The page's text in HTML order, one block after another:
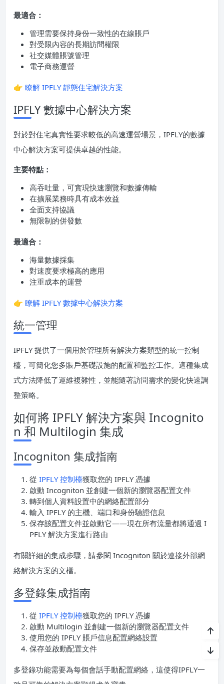
最適合：
管理需要保持身份一致性的在線賬戶
對受限內容的長期訪問權限
社交媒體賬號管理
電子商務運營
👉 瞭解 IPFLY 靜態住宅解決方案
IPFLY 數據中心解決方案
對於對住宅真實性要求較低的高速運營場景，IPFLY的數據
中心解決方案可提供卓越的性能。
主要特點：
高吞吐量，可實現快速瀏覽和數據傳輸
在擴展業務時具有成本效益
全面支持協議
無限制的併發數
最適合：
海量數據採集
對速度要求極高的應用
注重成本的運營
👉 瞭解 IPFLY 數據中心解決方案
統一管理
IPFLY 提供了一個用於管理所有解決方案類型的統一控制
檯，可簡化您多賬戶基礎設施的配置和監控工作。這種集成
式方法降低了運維複雜性，並能隨著訪問需求的變化快速調
整策略。
如何將 IPFLY 解決方案與 Incognito
n 和 Multilogin 集成
Incogniton 集成指南
從 IPFLY 控制檯獲取您的 IPFLY 憑據
啟動 Incogniton 並創建一個新的瀏覽器配置文件
轉到個人資料設置中的網絡配置部分
輸入 IPFLY 的主機、端口和身份驗證信息
保存該配置文件並啟動它——現在所有流量都將通過 I
PFLY 解決方案進行路由
有關詳細的集成步驟，請參閱 Incogniton 關於連接外部網
絡解決方案的文檔。
多登錄集成指南
從 IPFLY 控制檯獲取您的 IPFLY 憑據
啟動 Multilogin 並創建一個新的瀏覽器配置文件
使用您的 IPFLY 賬戶信息配置網絡設置
保存並啟動配置文件
多登錄功能需要為每個會話手動配置網絡，這使得IPFLY一